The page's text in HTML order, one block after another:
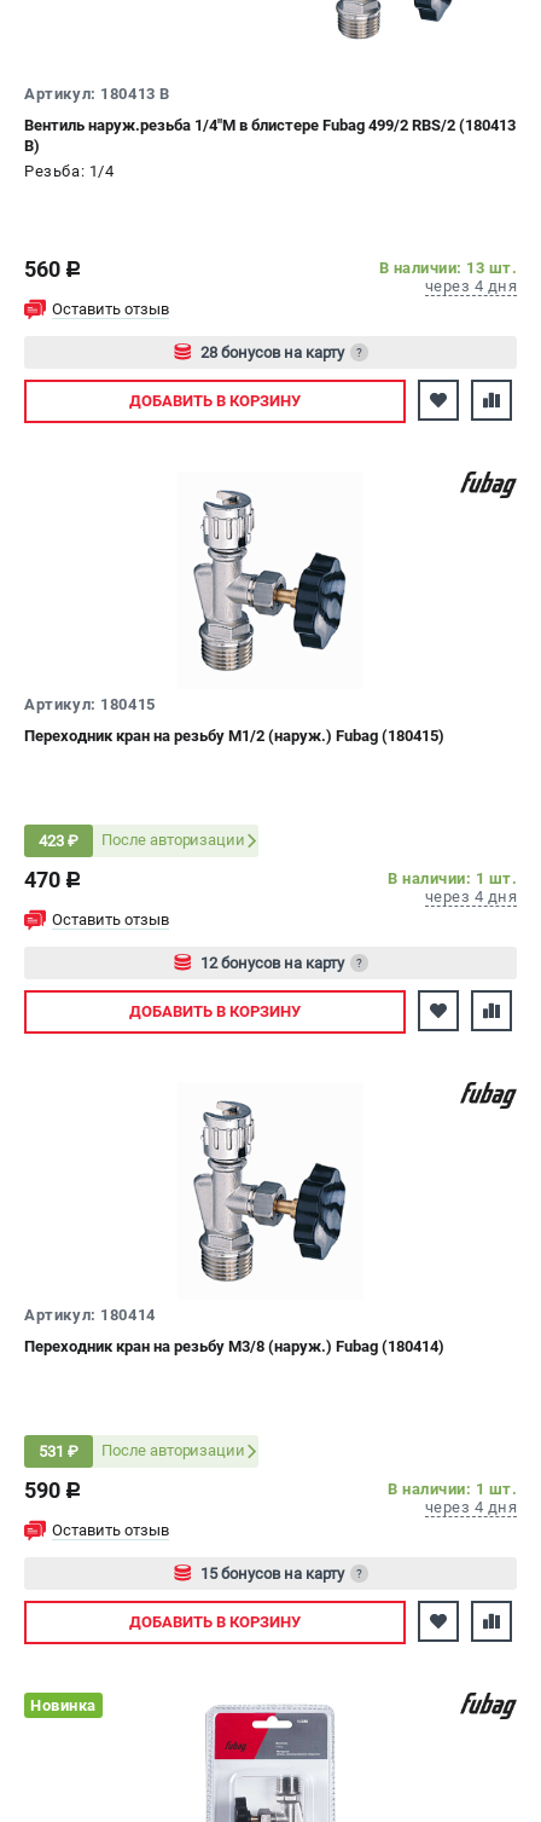
ИЗБРАННОЕ
ПОДДЕРЖКА
Сервисный центр
ИНФОРМАЦИЯ
Пользовательское соглашение
Генераторы бензиновые
Генераторы дизельные
Как выбрать краскопульт?
Как выбрать мотопомпу?
Как выбрать бензопилу?
Как выбрать компрессор?
Как выбрать сварочный аппарат?
Сварочные полуавтоматы MIG/MAG
Сварочные аппараты TIG
Сварочные материалы
ТЕЛЕФОН (САНКТ-ПЕТЕРБУРГ)
+7 (812) 317-60-57
пн-пт - с 9:00 до 18:00
сб - с 10:00 до 16:00
+7 (8112) 59-10-67
zakaz@fubagtorg.ru
Артикул: 180413 B
Вентиль наруж.резьба 1/4"M в блистере Fubag 499/2 RBS/2 (180413
B)
Резьба: 1/4
560 c
В наличии: 13 шт.
через 4 дня
Оставить отзыв
28 бонусов на карту ?
Авторизуйтесь
ДОБАВИТЬ В КОРЗИНУ
Артикул: 180415
Переходник кран на резьбу М1/2 (наруж.) Fubag (180415)
423 ₽ После авторизации
470 c
В наличии: 1 шт.
через 4 дня
Оставить отзыв
12 бонусов на карту ?
Авторизуйтесь
ДОБАВИТЬ В КОРЗИНУ
Артикул: 180414
Переходник кран на резьбу М3/8 (наруж.) Fubag (180414)
531 ₽ После авторизации
590 c
В наличии: 1 шт.
через 4 дня
Оставить отзыв
15 бонусов на карту ?
Авторизуйтесь
ДОБАВИТЬ В КОРЗИНУ
Новинка